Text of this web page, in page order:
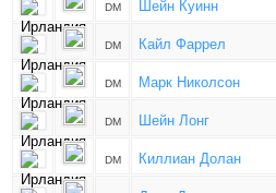
DM Шейн Куинн
DM Кайл Фаррел
DM Марк Николсон
DM Шейн Лонг
DM Киллиан Долан